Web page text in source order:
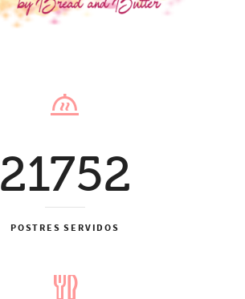
21752
POSTRES SERVIDOS